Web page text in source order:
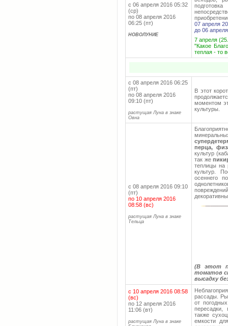
с 06 апреля 2016 05:32
(ср)
по 08 апреля 2016
06:25 (пт)
НОВОЛУНИЕ
07 апреля
до 06
7 апреля
"Какое
теплая - то
с 08 апреля 2016 06:25
(пт)
по 08 апреля 2016
09:10 (пт)
растущая Луна в знаке
Овна
В этот
моментом
культуры.
с 08 апреля 2016 09:10
(пт)
по 10 апреля 2016
08:58 (вс)
растущая Луна в знаке
Тельца
перца,
культур
так же
теплицы на
культур.
осеннего
(В этот
томатов
высадку
с 10 апреля 2016 08:58
(вс)
по 12 апреля 2016
11:06 (вт)
растущая Луна в знаке
рассады.
от
пересадки,
также
емкости